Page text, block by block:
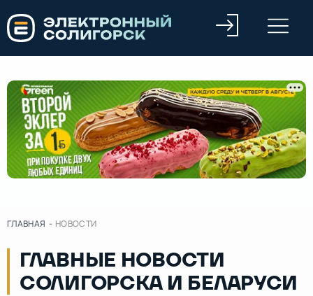
ГЛАВНАЯ - НОВОСТИ
ГЛАВНЫЕ НОВОСТИ
СОЛИГОРСКА И БЕЛАРУСИ